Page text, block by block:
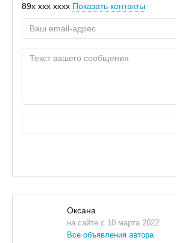
89x xxx xxxx Показать контакты
Оксана
на сайте с 10 марта 2022
Все объявления автора